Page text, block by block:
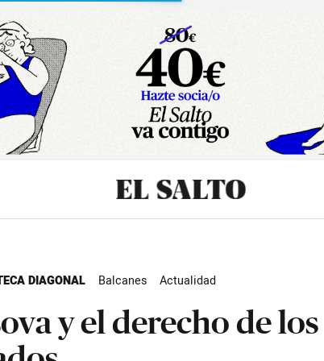
DIAGONAL Balcanes Actualidad
y el derecho de los